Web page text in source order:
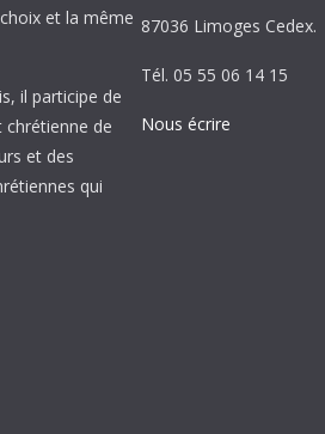
et la même
il participe de
chrétienne de
et des
qui
87036 Limoges Cedex.
Tél. 05 55 06 14 15
Nous écrire